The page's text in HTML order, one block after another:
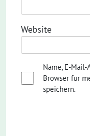
Website
Name, E-
Browser für
speichern.